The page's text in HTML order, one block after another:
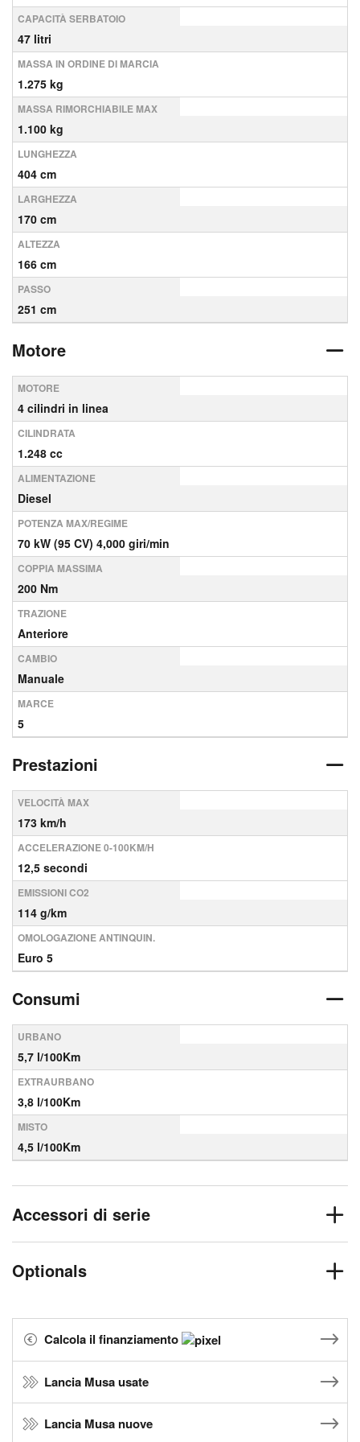
CAPACITÀ SERBATOIO
47 litri
MASSA IN ORDINE DI MARCIA
1.275 kg
MASSA RIMORCHIABILE MAX
1.100 kg
LUNGHEZZA
404 cm
LARGHEZZA
170 cm
ALTEZZA
166 cm
PASSO
251 cm
Motore
MOTORE
4 cilindri in linea
CILINDRATA
1.248 cc
ALIMENTAZIONE
Diesel
POTENZA MAX/REGIME
70 kW (95 CV) 4,000 giri/min
COPPIA MASSIMA
200 Nm
TRAZIONE
Anteriore
CAMBIO
Manuale
MARCE
5
Prestazioni
VELOCITÀ MAX
173 km/h
ACCELERAZIONE 0-100KM/H
12,5 secondi
EMISSIONI CO2
114 g/km
OMOLOGAZIONE ANTINQUIN.
Euro 5
Consumi
URBANO
5,7 l/100Km
EXTRAURBANO
3,8 l/100Km
MISTO
4,5 l/100Km
Accessori di serie
Optionals
Calcola il finanziamento
Lancia Musa usate
Lancia Musa nuove